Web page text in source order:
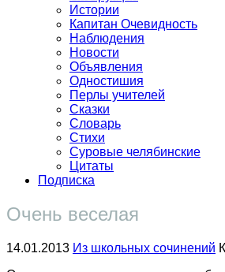
Истории
Капитан Очевидность
Наблюдения
Новости
Объявления
Одностишия
Перлы учителей
Сказки
Словарь
Стихи
Суровые челябинские
Цитаты
Подписка
Очень веселая
14.01.2013 Из школьных сочинений